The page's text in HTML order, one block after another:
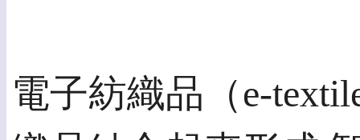
電子紡織品（e-